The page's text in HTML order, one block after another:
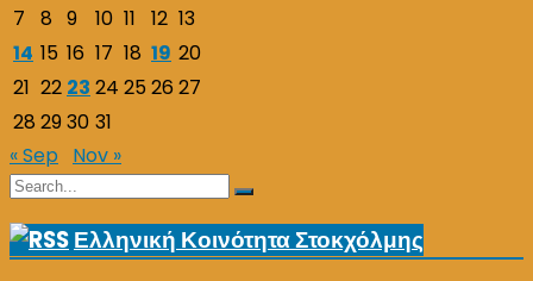
7
8 9 10 11 12 13
14 15 16 17 18 19 20
21 22 23 24 2526 27
28 2930 31
« Sep Nov »
Search
Search
Ελληνική Κοινότητα Στοκχόλμης